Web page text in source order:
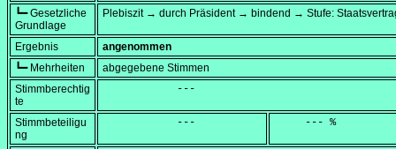
┗━ Gesetzliche
Grundlage
Plebiszit → durch Präsident → bindend → Stufe:
Ergebnis
angenommen
┗━ Mehrheiten
abgegebene Stimmen
Stimmberechtig
te
            ---
Stimmbeteiligu
ng
            ---
     --- %